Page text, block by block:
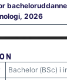
2026
Bachelor (BSc) i